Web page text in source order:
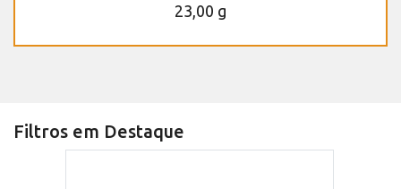
23,00 g
Filtros em Destaque